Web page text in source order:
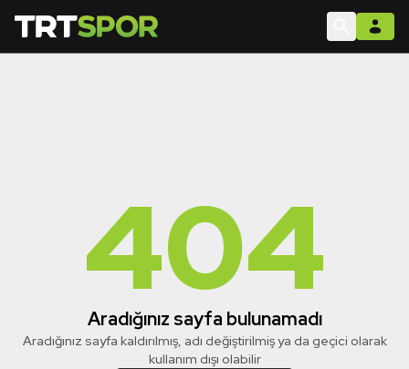
404
Aradığınız sayfa bulunamadı
Aradığınız sayfa kaldırılmış, adı değiştirilmiş ya da geçici olarak
kullanım dışı olabilir